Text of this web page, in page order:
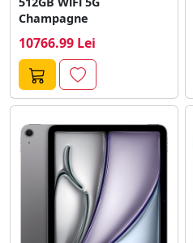
Champagne
10766.99 Lei